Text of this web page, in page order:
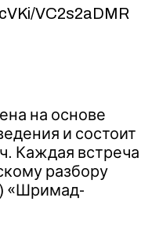
VC2s2aDMR
на основе
и состоит
Каждая встреча
разбору
«Шримад-